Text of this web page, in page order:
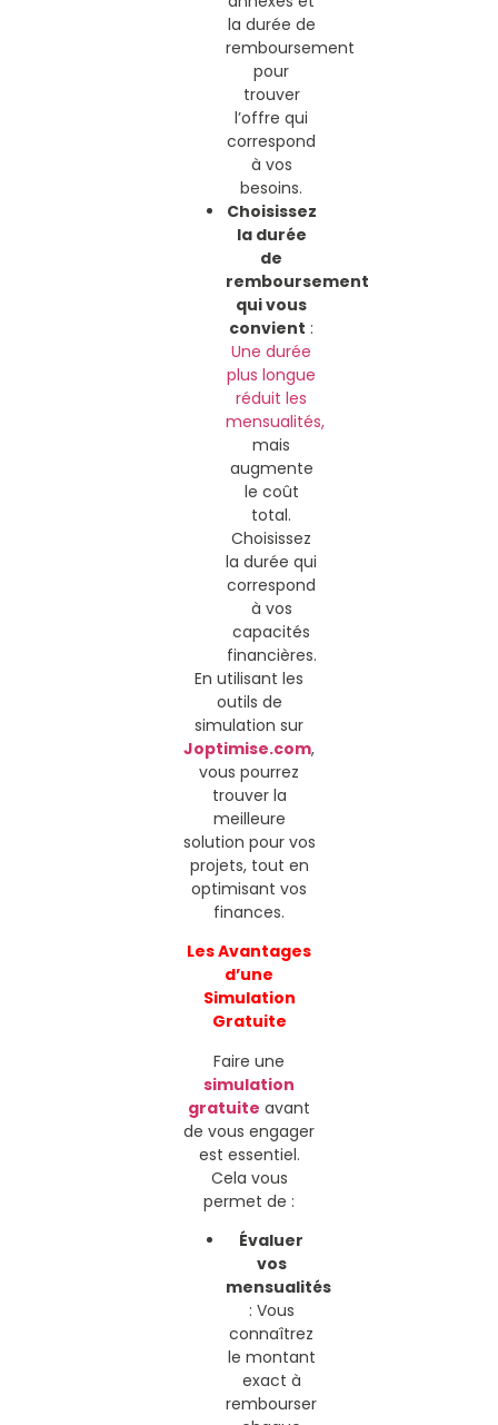
la durée de
remboursement
pour
trouver
l’offre qui
correspond
à vos
besoins.
Choisissez
la durée
de
remboursement
qui vous
convient :
Une durée
plus longue
réduit les
mensualités,
mais
augmente
le coût
total.
Choisissez
la durée qui
correspond
à vos
capacités
financières.
En utilisant les
outils de
simulation sur
Joptimise.com,
vous pourrez
trouver la
meilleure
solution pour vos
projets, tout en
optimisant vos
finances.
Les Avantages
d’une
Simulation
Gratuite
Faire une
simulation
gratuite avant
de vous engager
est essentiel.
Cela vous
permet de :
Évaluer
vos
mensualités
: Vous
connaîtrez
le montant
exact à
rembourser